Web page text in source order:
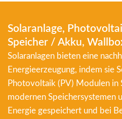
Solaranlage,
Speicher / Akku,
Solaranlagen bieten eine
Energieerzeugung, indem sie
Photovoltaik (PV) Modulen
modernen Speichersystemen
Energie gespeichert und bei